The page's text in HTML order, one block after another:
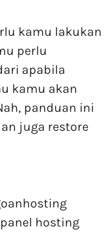
kamu lakukan
perlu
apabila
kamu akan
panduan ini
juga restore
hosting